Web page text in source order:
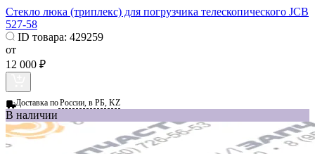
Стекло люка (триплекс) для погрузчика телескопического JCB
527-58
ID товара: 429259
от
12 000 ₽
Доставка поРоссии, в РБ, KZ
В наличии